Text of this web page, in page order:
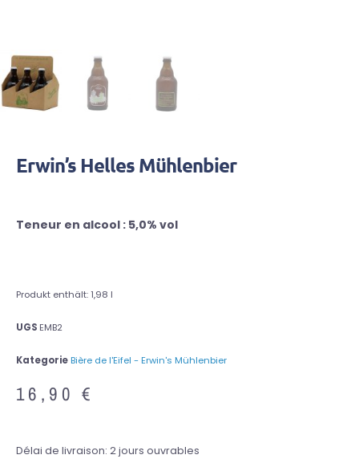
Erwin’s Helles Mühlenbier
Teneur en alcool : 5,0% vol
Produkt enthält: 1,98 l
UGS EMB2
KategorieBière de l'Eifel - Erwin's Mühlenbier
16,90€
Délai de livraison: 2 jours ouvrables